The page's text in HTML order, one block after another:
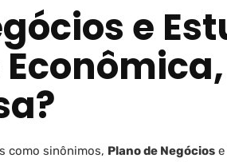
e
como sinônimos, Plano de Negócios e